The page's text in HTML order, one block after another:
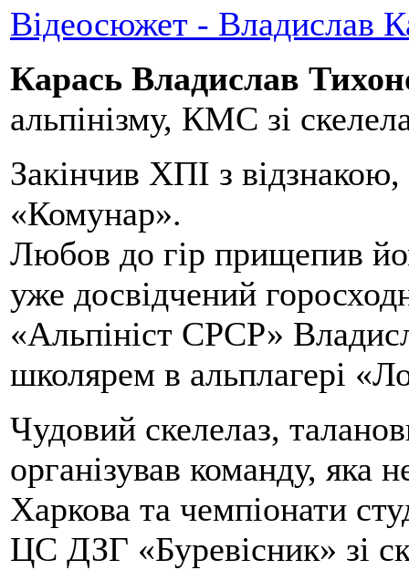
Відеосюжет - Владислав
Карась Владислав
альпінізму, КМС зі
Закінчив ХПІ з
«Комунар».
Любов до гір прищепив
уже досвідчений
«Альпініст СРСР»
школярем в альплагері
Чудовий скелелаз,
організував команду, яка
Харкова та чемпіонати
ЦС ДЗГ «Буревісник» зі